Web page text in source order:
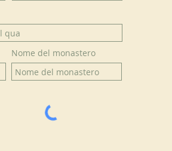
Nome del monastero